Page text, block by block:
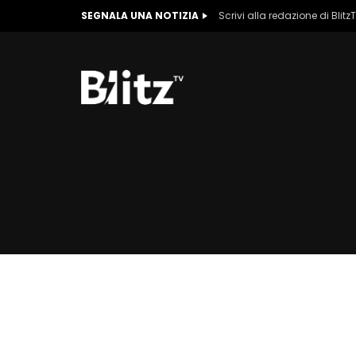
SEGNALA UNA NOTIZIA Scrivi alla redazione di